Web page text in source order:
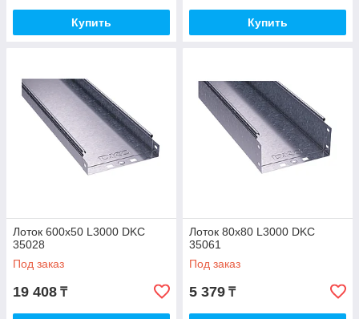
Купить Купить
Лоток 600х50 L3000 DKC
35028
Под заказ
19 408 ₸
Лоток 80х80 L3000 DKC
35061
Под заказ
5 379 ₸